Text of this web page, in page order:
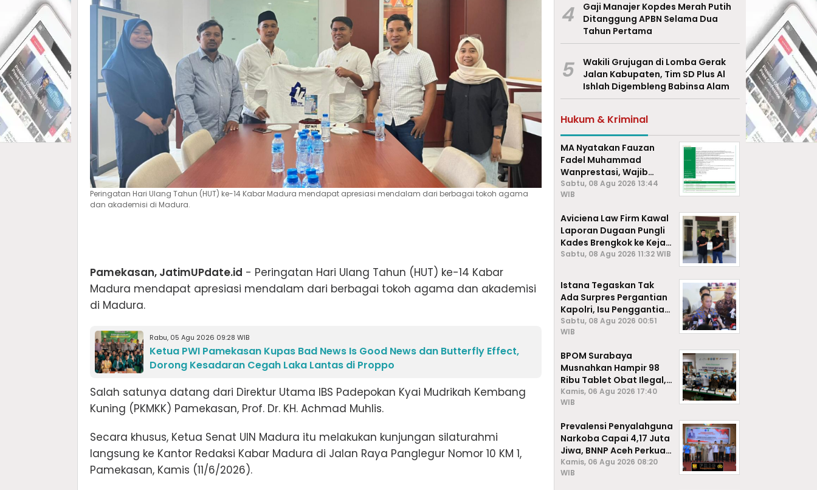
Peringatan Hari Ulang Tahun (HUT) ke-14 Kabar Madura mendapat apresiasi mendalam dari berbagai tokoh agama
dan akademisi di Madura.
Pamekasan, JatimUPdate.id - Peringatan Hari Ulang Tahun (HUT) ke-14 Kabar
Madura mendapat apresiasi mendalam dari berbagai tokoh agama dan akademisi
di Madura.
Rabu, 05 Agu 2026 09:28 WIB
Ketua PWI Pamekasan Kupas Bad News Is Good News dan Butterfly Effect,
Dorong Kesadaran Cegah Laka Lantas di Proppo
Salah satunya datang dari Direktur Utama IBS Padepokan Kyai Mudrikah Kembang
Kuning (PKMKK) Pamekasan, Prof. Dr. KH. Achmad Muhlis.
Secara khusus, Ketua Senat UIN Madura itu melakukan kunjungan silaturahmi
langsung ke Kantor Redaksi Kabar Madura di Jalan Raya Panglegur Nomor 10 KM 1,
Pamekasan, Kamis (11/6/2026).
4
Gaji Manajer Kopdes Merah Putih
Ditanggung APBN Selama Dua
Tahun Pertama
5
Wakili Grujugan di Lomba Gerak
Jalan Kabupaten, Tim SD Plus Al
Ishlah Digembleng Babinsa Alam
Hukum & Kriminal
MA Nyatakan Fauzan
Fadel Muhammad
Wanprestasi, Wajib
Bayar Rp2,085 Miliar
Sabtu, 08 Agu 2026 13:44
WIB
Aviciena Law Firm Kawal
Laporan Dugaan Pungli
Kades Brengkok ke Kejari
Lamongan
Sabtu, 08 Agu 2026 11:32 WIB
Istana Tegaskan Tak
Ada Surpres Pergantian
Kapolri, Isu Penggantian
Listyo Sigit Dipastikan
Hoaks
Sabtu, 08 Agu 2026 00:51
WIB
BPOM Surabaya
Musnahkan Hampir 98
Ribu Tablet Obat Ilegal,
Cegah Penyalahgunaan
di Kalangan Pelajar
Kamis, 06 Agu 2026 17:40
WIB
Prevalensi Penyalahguna
Narkoba Capai 4,17 Juta
Jiwa, BNNP Aceh Perkuat
P4GN di Subulussalam
Kamis, 06 Agu 2026 08:20
WIB